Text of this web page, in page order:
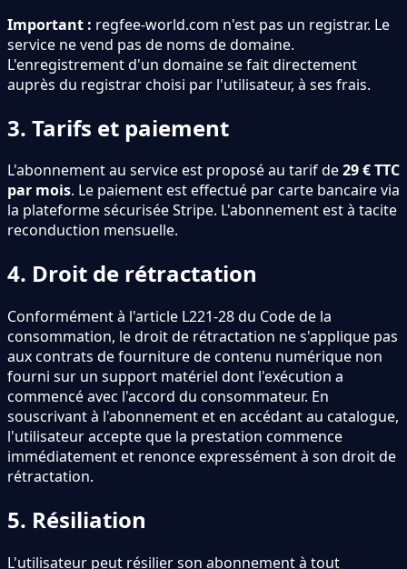
Important : regfee-world.com n'est pas un registrar. Le
service ne vend pas de noms de domaine.
L'enregistrement d'un domaine se fait directement
auprès du registrar choisi par l'utilisateur, à ses frais.
3. Tarifs et paiement
L'abonnement au service est proposé au tarif de29 € TTC
par mois. Le paiement est effectué par carte bancaire via
la plateforme sécurisée Stripe. L'abonnement est à tacite
reconduction mensuelle.
4. Droit de rétractation
Conformément à l'article L221-28 du Code de la
consommation, le droit de rétractation ne s'applique pas
aux contrats de fourniture de contenu numérique non
fourni sur un support matériel dont l'exécution a
commencé avec l'accord du consommateur. En
souscrivant à l'abonnement et en accédant au catalogue,
l'utilisateur accepte que la prestation commence
immédiatement et renonce expressément à son droit de
rétractation.
5. Résiliation
L'utilisateur peut résilier son abonnement à tout